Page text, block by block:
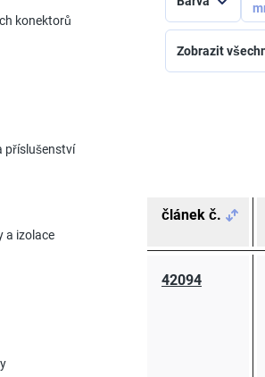
konektorů
příslušenství
a izolace
Zobrazit
článek č.
42094